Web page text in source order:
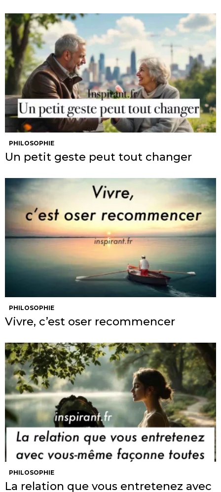
PHILOSOPHIE
Un petit geste peut tout changer
PHILOSOPHIE
Vivre, c’est oser recommencer
PHILOSOPHIE
La relation que vous entretenez avec